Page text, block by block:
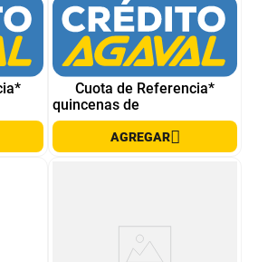
Cuota de Referencia*
quincenas de
AGREGAR